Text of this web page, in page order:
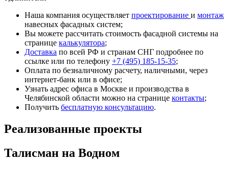
Наша компания осуществляет проектирование и монтаж
навесных фасадных систем;
Вы можете рассчитать стоимость фасадной системы на
странице калькулятора;
Доставка по всей РФ и странам СНГ подробнее по
ссылке или по телефону +7 (495) 185-15-35;
Оплата по безналичному расчету, наличными, через
интернет-банк или в офисе;
Узнать адрес офиса в Москве и производства в
Челябинской области можно на странице контакты;
Получить бесплатную консультацию.
Реализованные проекты
Талисман на Водном